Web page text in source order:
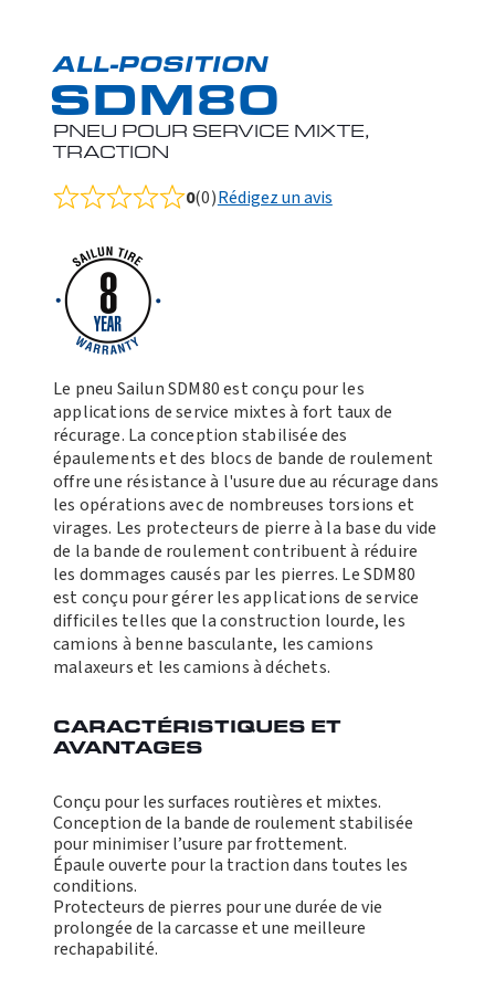
ALL-POSITION
SDM80
PNEU POUR SERVICE MIXTE,
TRACTION
Rated
out
of
0(0)Rédigez un avis
Le pneu Sailun SDM80 est conçu pour les
applications de service mixtes à fort taux de
récurage. La conception stabilisée des
épaulements et des blocs de bande de roulement
offre une résistance à l'usure due au récurage dans
les opérations avec de nombreuses torsions et
virages. Les protecteurs de pierre à la base du vide
de la bande de roulement contribuent à réduire
les dommages causés par les pierres. Le SDM80
est conçu pour gérer les applications de service
difficiles telles que la construction lourde, les
camions à benne basculante, les camions
malaxeurs et les camions à déchets.
CARACTÉRISTIQUES ET
AVANTAGES
Conçu pour les surfaces routières et mixtes.
Conception de la bande de roulement stabilisée
pour minimiser l’usure par frottement.
Épaule ouverte pour la traction dans toutes les
conditions.
Protecteurs de pierres pour une durée de vie
prolongée de la carcasse et une meilleure
rechapabilité.